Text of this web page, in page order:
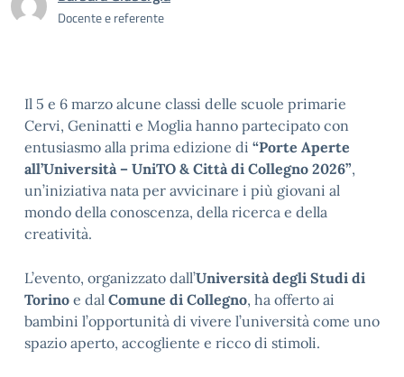
Docente e referente
Il 5 e 6 marzo alcune classi delle scuole primarie
Cervi, Geninatti e Moglia hanno partecipato con
entusiasmo alla prima edizione di “Porte Aperte
all’Università – UniTO & Città di Collegno 2026”,
un’iniziativa nata per avvicinare i più giovani al
mondo della conoscenza, della ricerca e della
creatività.
L’evento, organizzato dall’Università degli Studi di
Torino e dal Comune di Collegno, ha offerto ai
bambini l’opportunità di vivere l’università come uno
spazio aperto, accogliente e ricco di stimoli.